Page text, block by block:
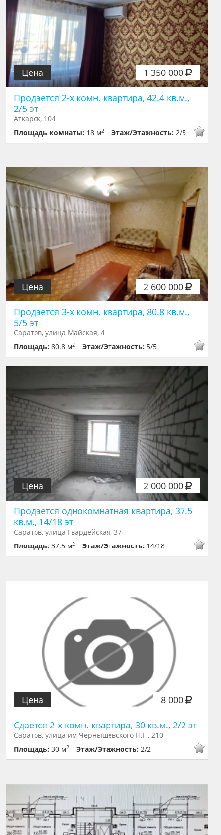
1 350 000
Цена
Продается 2-х комн. квартира, 42.4 кв.м.,
2/5 эт
Аткарск, 104
Площадь комнаты: 18 м2 Этаж/Этажность:2/5
2 600 000
Цена
Продается 3-х комн. квартира, 80.8 кв.м.,
5/5 эт
Саратов, улица Майская, 4
Площадь:80.8 м2 Этаж/Этажность: 5/5
2 000 000
Цена
Продается однокомнатная квартира, 37.5
кв.м., 14/18 эт
Саратов, улица Гвардейская, 37
Площадь:37.5 м2 Этаж/Этажность: 14/18
8 000
Цена
Сдается 2-х комн. квартира, 30 кв.м., 2/2 эт
Саратов, улица им Чернышевского Н.Г., 210
Площадь:30 м2 Этаж/Этажность:2/2